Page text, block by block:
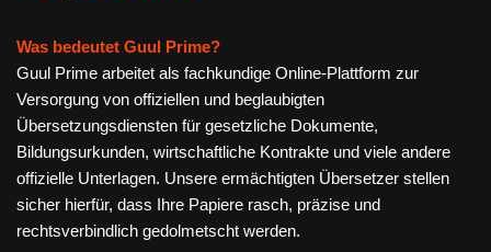
Was bedeutet Guul Prime?
Guul Prime arbeitet als fachkundige Online-Plattform zur
Versorgung von offiziellen und beglaubigten
Übersetzungsdiensten für gesetzliche Dokumente,
Bildungsurkunden, wirtschaftliche Kontrakte und viele andere
offizielle Unterlagen. Unsere ermächtigten Übersetzer stellen
sicher hierfür, dass Ihre Papiere rasch, präzise und
rechtsverbindlich gedolmetscht werden.